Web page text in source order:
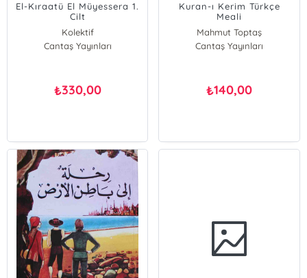
El-Kıraatü El Müyessera 1.
Cilt
Kolektif
Cantaş Yayınları
₺330,00
Kuran-ı Kerim Türkçe
Meali
Mahmut Toptaş
Cantaş Yayınları
₺140,00